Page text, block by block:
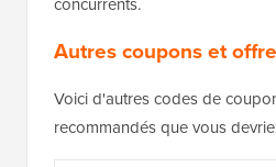
Autres coupons et
Voici d'autres codes de
recommandés que vous